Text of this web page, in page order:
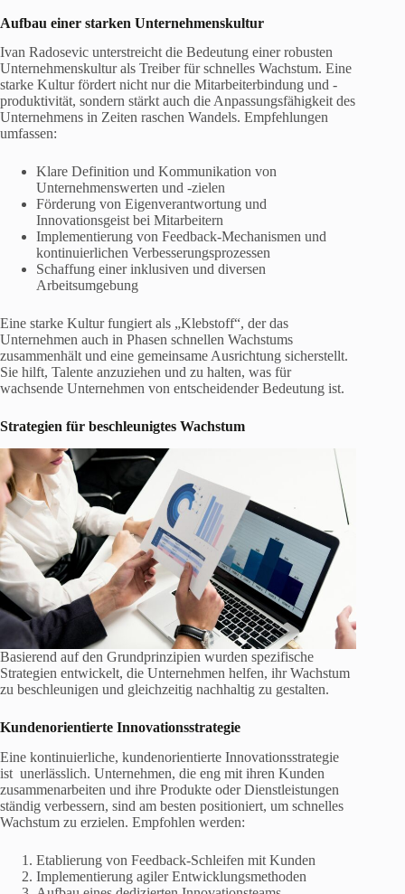
Aufbau einer starken Unternehmenskultur
Ivan Radosevic unterstreicht die Bedeutung einer robusten
Unternehmenskultur als Treiber für schnelles Wachstum. Eine
starke Kultur fördert nicht nur die Mitarbeiterbindung und -
produktivität, sondern stärkt auch die Anpassungsfähigkeit des
Unternehmens in Zeiten raschen Wandels. Empfehlungen
umfassen:
Klare Definition und Kommunikation von
Unternehmenswerten und -zielen
Förderung von Eigenverantwortung und
Innovationsgeist bei Mitarbeitern
Implementierung von Feedback-Mechanismen und
kontinuierlichen Verbesserungsprozessen
Schaffung einer inklusiven und diversen
Arbeitsumgebung
Eine starke Kultur fungiert als „Klebstoff“, der das
Unternehmen auch in Phasen schnellen Wachstums
zusammenhält und eine gemeinsame Ausrichtung sicherstellt.
Sie hilft, Talente anzuziehen und zu halten, was für
wachsende Unternehmen von entscheidender Bedeutung ist.
Strategien für beschleunigtes Wachstum
Basierend auf den Grundprinzipien wurden spezifische
Strategien entwickelt, die Unternehmen helfen, ihr Wachstum
zu beschleunigen und gleichzeitig nachhaltig zu gestalten.
Kundenorientierte Innovationsstrategie
Eine kontinuierliche, kundenorientierte Innovationsstrategie
ist unerlässlich. Unternehmen, die eng mit ihren Kunden
zusammenarbeiten und ihre Produkte oder Dienstleistungen
ständig verbessern, sind am besten positioniert, um schnelles
Wachstum zu erzielen. Empfohlen werden:
Etablierung von Feedback-Schleifen mit Kunden
Implementierung agiler Entwicklungsmethoden